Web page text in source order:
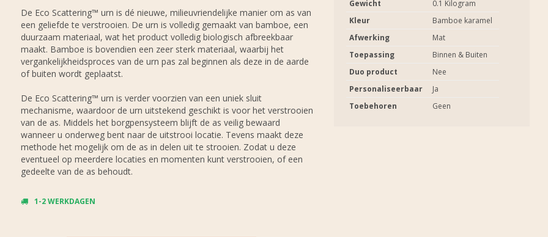
De Eco Scattering™ urn is dé nieuwe, milieuvriendelijke manier om as van
een geliefde te verstrooien. De urn is volledig gemaakt van bamboe, een
duurzaam materiaal, wat het product volledig biologisch afbreekbaar
maakt. Bamboe is bovendien een zeer sterk materiaal, waarbij het
vergankelijkheidsproces van de urn pas zal beginnen als deze in de aarde
of buiten wordt geplaatst.
De Eco Scattering™ urn is verder voorzien van een uniek sluit
mechanisme, waardoor de urn uitstekend geschikt is voor het verstrooien
van de as. Middels het borgpensysteem blijft de as veilig bewaard
wanneer u onderweg bent naar de uitstrooi locatie. Tevens maakt deze
methode het mogelijk om de as in delen uit te strooien. Zodat u deze
eventueel op meerdere locaties en momenten kunt verstrooien, of een
gedeelte van de as behoudt.
1-2 WERKDAGEN
Gewicht
0.1 Kilogram
Kleur
Bamboe karamel
Afwerking
Mat
Toepassing
Binnen & Buiten
Duo product
Nee
Personaliseerbaar
Ja
Toebehoren
Geen